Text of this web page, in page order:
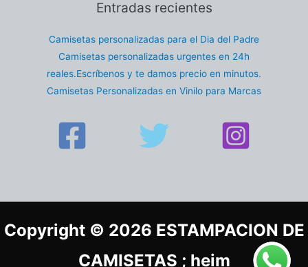
Entradas recientes
Camisetas personalizadas para el Dia del Padre
Camisetas personalizadas urgentes en 24h
reales.Escríbenos y te damos precio en minutos.
Camisetas Personalizadas en Vinilo para Marcas
Copyright © 2026 ESTAMPACION DE
CAMISETAS ; heim